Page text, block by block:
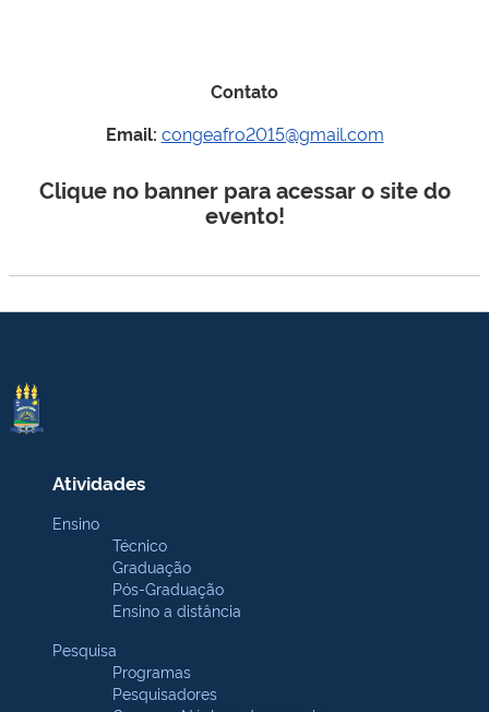
Contato
Email: congeafro2015@gmail.com
Clique no banner para acessar o site do
evento!
Atividades
Ensino
Técnico
Graduação
Pós-Graduação
Ensino a distância
Pesquisa
Programas
Pesquisadores